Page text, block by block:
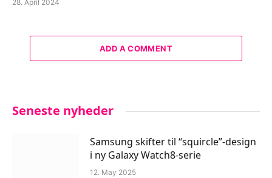
28. April 2024
ADD A COMMENT
Seneste nyheder
Samsung skifter til “squircle”-design
i ny Galaxy Watch8-serie
12. May 2025